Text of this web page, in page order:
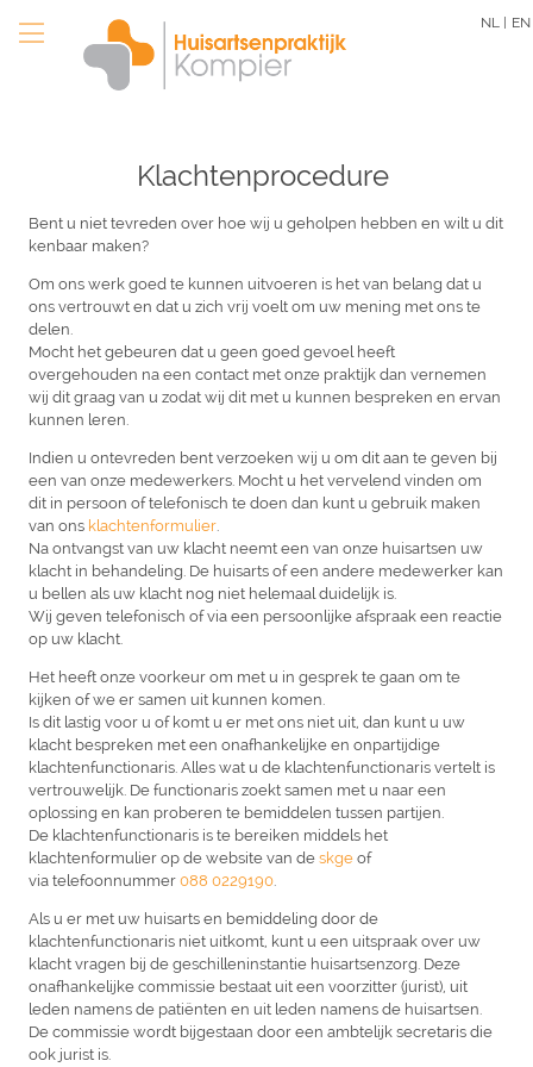
NL | EN
Klachtenprocedure
Bent u niet tevreden over hoe wij u geholpen hebben en wilt u dit
kenbaar maken?
Om ons werk goed te kunnen uitvoeren is het van belang dat u
ons vertrouwt en dat u zich vrij voelt om uw mening met ons te
delen.
Mocht het gebeuren dat u geen goed gevoel heeft
overgehouden na een contact met onze praktijk dan vernemen
wij dit graag van u zodat wij dit met u kunnen bespreken en ervan
kunnen leren.
Indien u ontevreden bent verzoeken wij u om dit aan te geven bij
een van onze medewerkers. Mocht u het vervelend vinden om
dit in persoon of telefonisch te doen dan kunt u gebruik maken
van ons klachtenformulier.
Na ontvangst van uw klacht neemt een van onze huisartsen uw
klacht in behandeling. De huisarts of een andere medewerker kan
u bellen als uw klacht nog niet helemaal duidelijk is.
Wij geven telefonisch of via een persoonlijke afspraak een reactie
op uw klacht.
Het heeft onze voorkeur om met u in gesprek te gaan om te
kijken of we er samen uit kunnen komen.
Is dit lastig voor u of komt u er met ons niet uit, dan kunt u uw
klacht bespreken met een onafhankelijke en onpartijdige
klachtenfunctionaris. Alles wat u de klachtenfunctionaris vertelt is
vertrouwelijk. De functionaris zoekt samen met u naar een
oplossing en kan proberen te bemiddelen tussen partijen.
De klachtenfunctionaris is te bereiken middels het
klachtenformulier op de website van de skge of
via telefoonnummer 088 0229190.
Als u er met uw huisarts en bemiddeling door de
klachtenfunctionaris niet uitkomt, kunt u een uitspraak over uw
klacht vragen bij de geschilleninstantie huisartsenzorg. Deze
onafhankelijke commissie bestaat uit een voorzitter (jurist), uit
leden namens de patiënten en uit leden namens de huisartsen.
De commissie wordt bijgestaan door een ambtelijk secretaris die
ook jurist is.